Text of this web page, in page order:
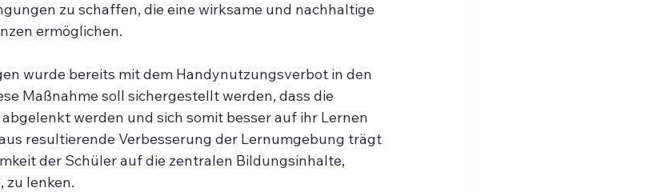
zu schaffen, die eine wirksame und nachhaltige
ermöglichen.
wurde bereits mit dem Handynutzungsverbot in den
Maßnahme soll sichergestellt werden, dass die
werden und sich somit besser auf ihr Lernen
resultierende Verbesserung der Lernumgebung trägt
der Schüler auf die zentralen Bildungsinhalte,
zu lenken.